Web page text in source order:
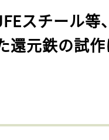
スチール
還元鉄の試